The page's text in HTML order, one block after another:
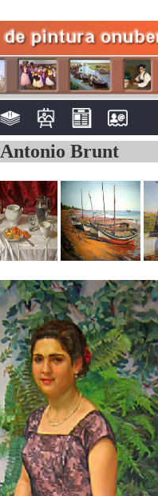
Antonio Brunt